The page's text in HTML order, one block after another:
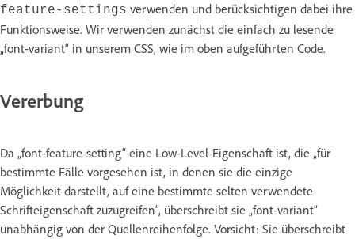
feature-settings verwenden und berücksichtigen dabei ihre
Funktionsweise. Wir verwenden zunächst die einfach zu lesende
„font-variant“ in unserem CSS, wie im oben aufgeführten Code.
Vererbung
Da „font-feature-setting“ eine Low-Level-Eigenschaft ist, die „für
bestimmte Fälle vorgesehen ist, in denen sie die einzige
Möglichkeit darstellt, auf eine bestimmte selten verwendete
Schrifteigenschaft zuzugreifen“, überschreibt sie „font-variant“
unabhängig von der Quellenreihenfolge. Vorsicht: Sie überschreibt